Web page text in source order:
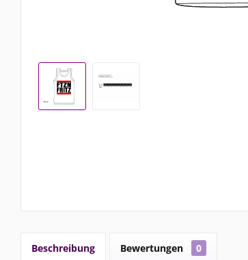
Beschreibung Bewertungen 0